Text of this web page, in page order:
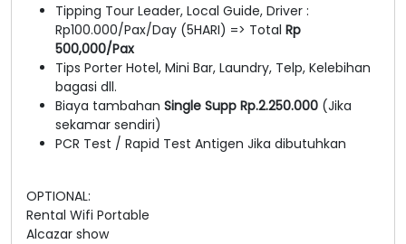
Tipping Tour Leader, Local Guide, Driver :
Rp100.000/Pax/Day (5HARI) => Total Rp
500,000/Pax
Tips Porter Hotel, Mini Bar, Laundry, Telp, Kelebihan
bagasi dll.
Biaya tambahan Single Supp Rp.2.250.000 (Jika
sekamar sendiri)
PCR Test / Rapid Test Antigen Jika dibutuhkan
OPTIONAL:
Rental Wifi Portable
Alcazar show